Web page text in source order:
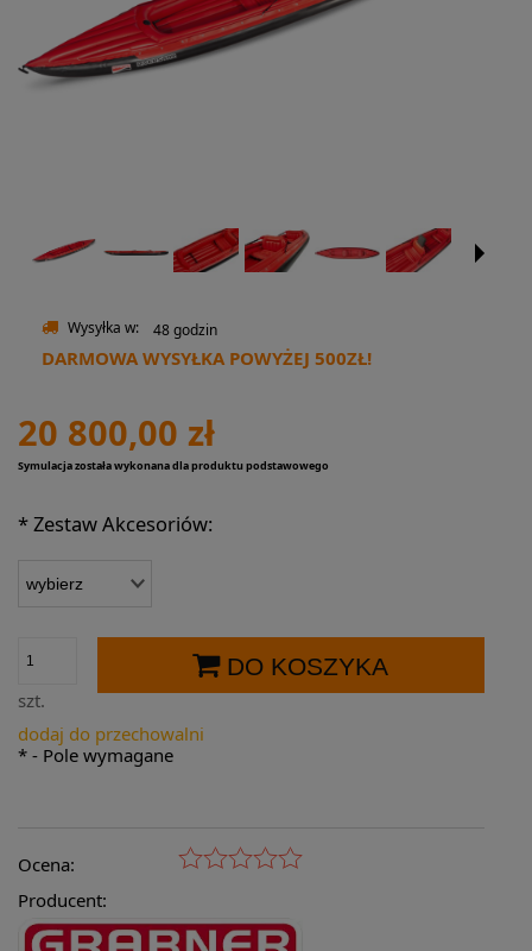
Wysyłka w: 48 godzin
DARMOWA WYSYŁKA POWYŻEJ 500ZŁ!
20 800,00 zł
Symulacja została wykonana dla produktu podstawowego
*Zestaw Akcesoriów:
szt.
DO KOSZYKA
dodaj do przechowalni
* - Pole wymagane
Ocena:
Producent: